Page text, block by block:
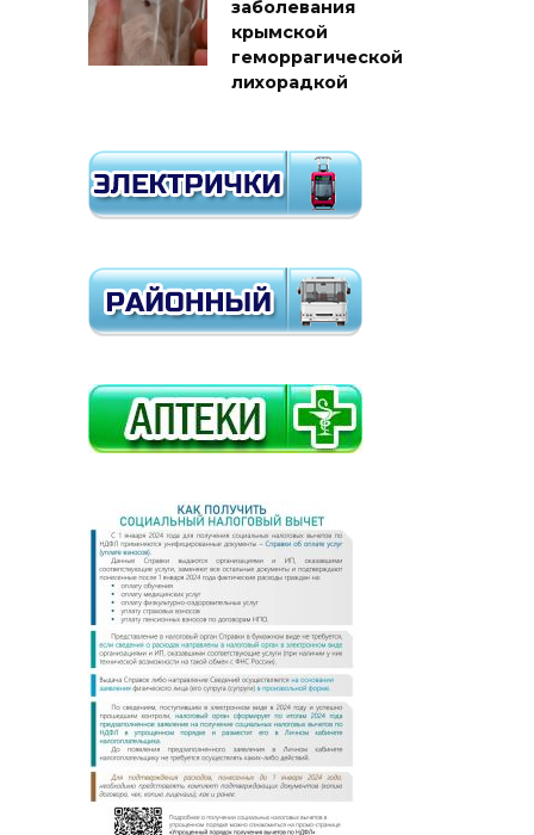
заболевания
крымской
геморрагической
лихорадкой